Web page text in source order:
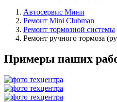
Автосервис Мини
Ремонт Mini Clubman
Ремонт тормозной системы
Ремонт ручного тормоза
Примеры наших